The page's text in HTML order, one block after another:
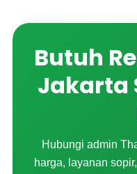
Butuh
Jakarta
Hubungi admin
harga, layanan